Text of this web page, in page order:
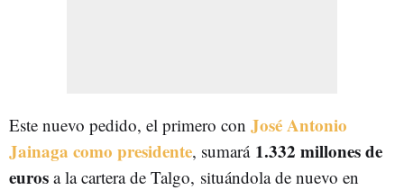
Este nuevo pedido, el primero con José Antonio
Jainaga como presidente, sumará1.332 millones de
euros a la cartera de Talgo, situándola de nuevo en